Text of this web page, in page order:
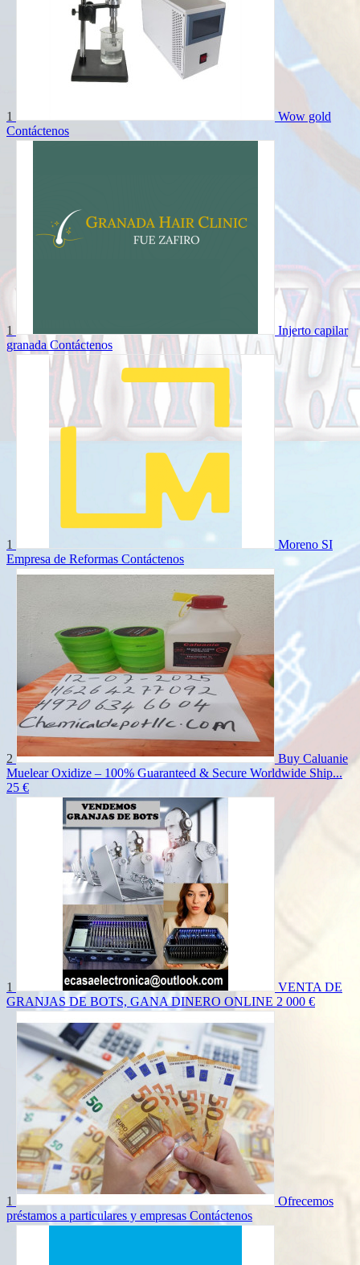
1
Wow gold
Contáctenos
1
Injerto capilar
granada Contáctenos
1
Moreno SI
Empresa de Reformas Contáctenos
2
Buy Caluanie
Muelear Oxidize – 100% Guaranteed & Secure Worldwide Ship...
25 €
1
VENTA DE
GRANJAS DE BOTS, GANA DINERO ONLINE 2 000 €
1
Ofrecemos
préstamos a particulares y empresas Contáctenos